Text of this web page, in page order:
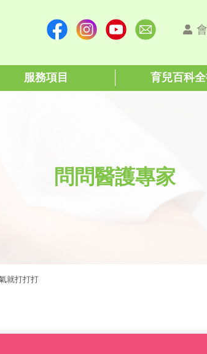
服務項目 育兒百科
問問醫護專家
就打打打